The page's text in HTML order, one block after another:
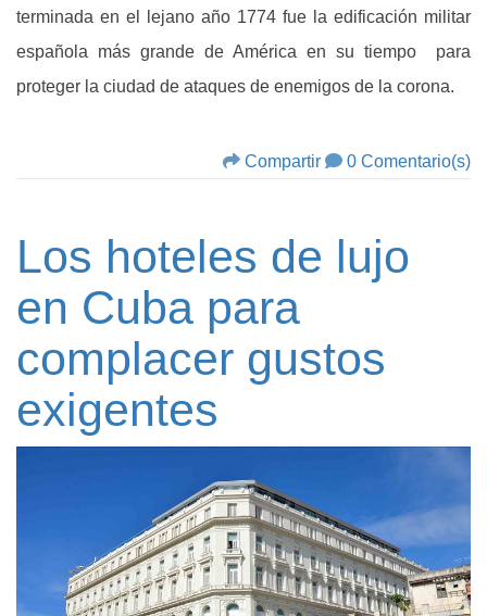
terminada en el lejano año 1774 fue la edificación militar
española más grande de América en su tiempo para
proteger la ciudad de ataques de enemigos de la corona.
Compartir 0 Comentario(s)
Los hoteles de lujo
en Cuba para
complacer gustos
exigentes